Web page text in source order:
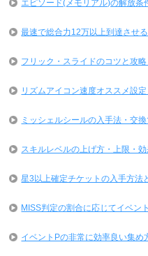
エピソード(メモリアル)の解放
最速で総合力12万以上到達させ
フリック・スライドのコツと攻
リズムアイコン速度オススメ設
ミッシェルシールの入手法・交
スキルレベルの上げ方・上限・
星3以上確定チケットの入手方法
MISS判定の割合に応じてイベン
イベントPの非常に効率良い集め